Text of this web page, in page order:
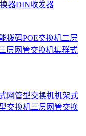
器DIN收发器
拨码POE交换机二层
三层网管交换机集群式
网管型交换机机架式
交换机三层网管交换